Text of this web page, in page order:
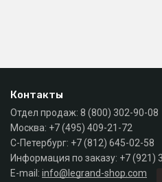
Контакты
Отдел продаж: 8 (800) 302-90-08
Москва: +7 (495) 409-21-72
С-Петербург: +7 (812) 645-02-58
Информация по заказу: +7 (921)
E-mail: info@legrand-shop.com